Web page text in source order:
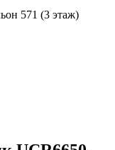
571 (3 этаж)